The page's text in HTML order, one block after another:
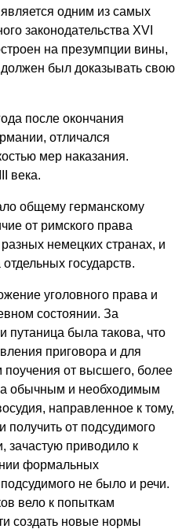
одним из самых
законодательства XVI
на презумпции вины,
был доказывать свою
после окончания
отличался
мер наказания.
века.
общему германскому
от римского права
немецких странах, и
государств.
уголовного права и
состоянии. За
путаница была такова, что
приговора и для
от высшего, более
обычным и необходимым
направленное к тому,
получить от подсудимого
зачастую приводило к
формальных
не было и речи.
вело к попыткам
создать новые нормы